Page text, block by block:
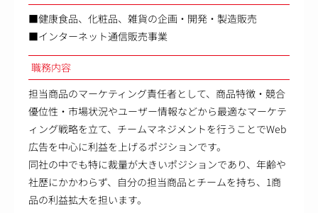
■健康食品、化粧品、雑貨の企画・開発・製造販売
■インターネット通信販売事業
職務内容
担当商品のマーケティング責任者として、商品特徴・競合
優位性・市場状況やユーザー情報などから最適なマーケテ
ィング戦略を立て、チームマネジメントを行うことでWeb
広告を中心に利益を上げるポジションです。
同社の中でも特に裁量が大きいポジションであり、年齢や
社歴にかかわらず、自分の担当商品とチームを持ち、1商
品の利益拡大を担います。